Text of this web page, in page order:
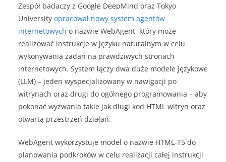
Zespół badaczy z Google DeepMind oraz Tokyo
University opracował nowy system agentów
internetowych o nazwie WebAgent, który może
realizować instrukcje w języku naturalnym w celu
wykonywania zadań na prawdziwych stronach
internetowych. System łączy dwa duże modele językowe
(LLM) – jeden wyspecjalizowany w nawigacji po
witrynach oraz drugi do ogólnego programowania – aby
pokonać wyzwania takie jak długi kod HTML witryn oraz
otwartą przestrzeń działań.
WebAgent wykorzystuje model o nazwie HTML-T5 do
planowania podkroków w celu realizacji całej instrukcji